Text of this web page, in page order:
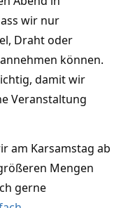
wir nur
Draht oder
können.
damit wir
Veranstaltung
am Karsamstag ab
Mengen
gerne